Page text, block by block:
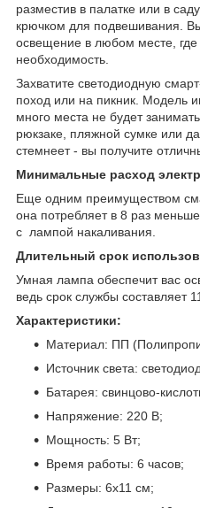
разместив в палатке или в
крючком для подвешивания.
освещение в любом месте, где
необходимость.
Захватите светодиодную
поход или на пикник. Модель
много места не будет
рюкзаке, пляжной сумке или
стемнеет - вы получите
Минимальные расход
Еще одним преимуществом
она потребляет в 8 раз
с лампой накаливания.
Длительный срок
Умная лампа обеспечит вас
ведь срок службы составляет
Характеристики:
Материал: ПП
Источник света:
Батарея: свинцово-
Напряжение: 220 В;
Мощность: 5 Вт;
Время работы: 6 часов;
Размеры: 6x11 см;